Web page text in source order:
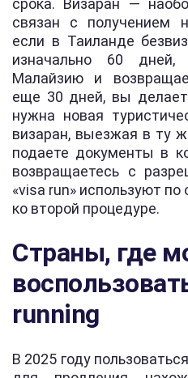
срока. Визаран —
связан с получением
если в Таиланде
изначально 60
Малайзию и
еще 30 дней, вы
нужна новая
визаран, выезжая в ту
подаете документы в
возвращаетесь с
«visa run» используют
ко второй процедуре.
Страны, где
running
В 2025 году